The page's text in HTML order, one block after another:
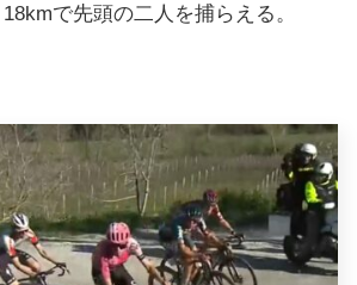
で先頭の二人を捕らえる。